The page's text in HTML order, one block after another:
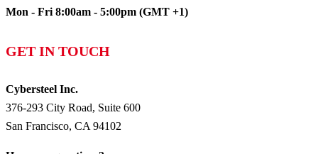
Mon - Fri 8:00am - 5:00pm (GMT +1)
GET IN TOUCH
Cybersteel Inc.
376-293 City Road, Suite 600
San Francisco, CA 94102